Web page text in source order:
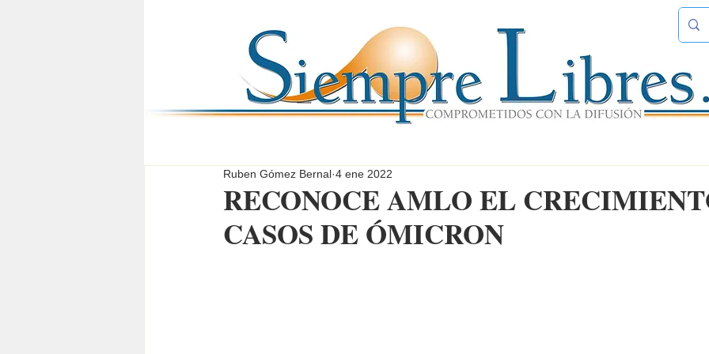
RECONOCE AMLO EL
CASOS DE ÓMICRON
Ruben Gómez Bernal 4 ene 2022